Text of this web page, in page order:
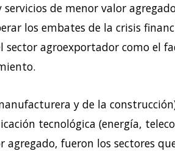
de menor valor
los embates de la crisis
sector agroexportador como el
y de la
tecnológica (energía,
agregado, fueron los sectores